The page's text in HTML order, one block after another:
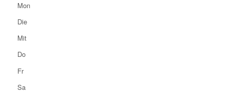
Mon
Die
Mit
Do
Fr
Sa